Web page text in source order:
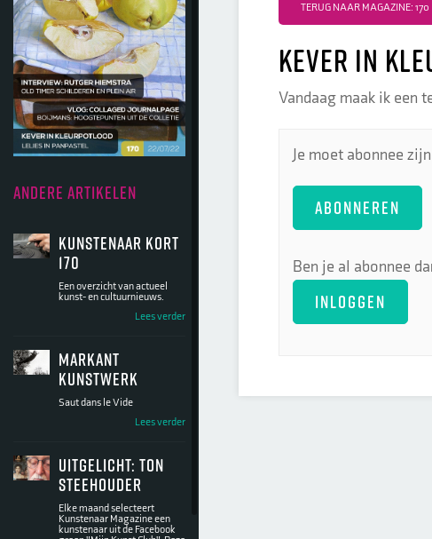
ANDERE ARTIKELEN
Kunstenaar kort
170
Een overzicht van actueel
kunst- en cultuurnieuws.
Lees verder
Markant
kunstwerk
Saut dans le Vide
Lees verder
Uitgelicht: Ton
Steehouder
Elke maand selecteert
Kunstenaar Magazine een
kunstenaar uit de Facebook
TERUG NAAR MAGAZINE: 170
Kever in
Vandaag maak ik een
Je moet abonnee
ABONNEREN
Ben je al abonnee
INLOGGEN